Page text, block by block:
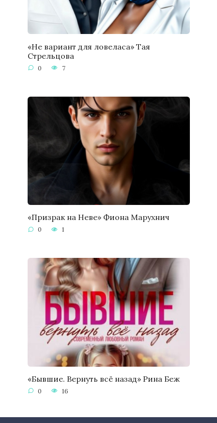
«Не вариант для ловеласа» Тая
Стрельцова
0 7
«Призрак на Неве» Фиона Марухнич
0 1
«Бывшие. Вернуть всё назад» Рина Беж
0 16